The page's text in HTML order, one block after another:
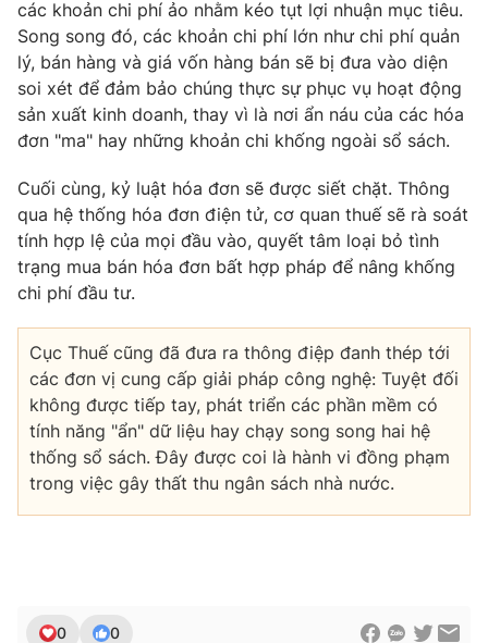
các khoản chi phí ảo nhằm kéo tụt lợi nhuận mục tiêu.
Song song đó, các khoản chi phí lớn như chi phí quản
lý, bán hàng và giá vốn hàng bán sẽ bị đưa vào diện
soi xét để đảm bảo chúng thực sự phục vụ hoạt động
sản xuất kinh doanh, thay vì là nơi ẩn náu của các hóa
đơn "ma" hay những khoản chi khống ngoài sổ sách.
Cuối cùng, kỷ luật hóa đơn sẽ được siết chặt. Thông
qua hệ thống hóa đơn điện tử, cơ quan thuế sẽ rà soát
tính hợp lệ của mọi đầu vào, quyết tâm loại bỏ tình
trạng mua bán hóa đơn bất hợp pháp để nâng khống
chi phí đầu tư.
Cục Thuế cũng đã đưa ra thông điệp đanh thép tới
các đơn vị cung cấp giải pháp công nghệ: Tuyệt đối
không được tiếp tay, phát triển các phần mềm có
tính năng "ẩn" dữ liệu hay chạy song song hai hệ
thống sổ sách. Đây được coi là hành vi đồng phạm
trong việc gây thất thu ngân sách nhà nước.
0 0